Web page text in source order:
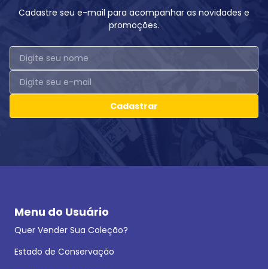
Cadastre seu e-mail para acompanhar as novidades e
promoções.
Cadastrar
Menu do Usuário
Quer Vender Sua Coleção?
Estado de Conservação